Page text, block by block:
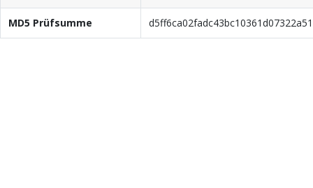
MD5 Prüfsumme